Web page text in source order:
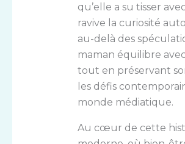
qu’elle a su tisser
ravive la curiosité
au-delà des
maman équilibre
tout en préservant
les défis
monde médiatique.
Au cœur de cette